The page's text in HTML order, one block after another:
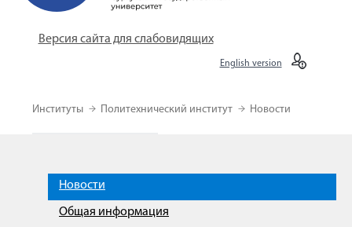
Версия сайта для слабовидящих
English version
Институты Политехнический институт Новости
Новости
Общая информация